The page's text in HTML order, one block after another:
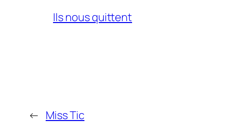
Ils nous quittent
← Miss Tic